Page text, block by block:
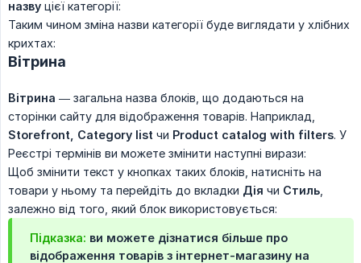
назву цієї категорії:
Таким чином зміна назви категорії буде виглядати у хлібних
крихтах:
Вітрина
Вітрина — загальна назва блоків, що додаються на
сторінки сайту для відображення товарів. Наприклад,
Storefront, Category list чи Product catalog with filters. У
Реєстрі термінів ви можете змінити наступні вирази:
Щоб змінити текст у кнопках таких блоків, натисніть на
товари у ньому та перейдіть до вкладки Дія чи Стиль
залежно від того, який блок використовується:
Підказка: ви можете дізнатися більше про
відображення товарів з інтернет-магазину на